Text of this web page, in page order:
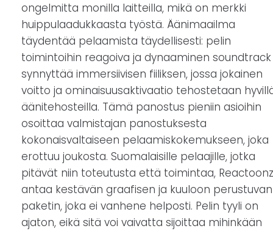
ongelmitta monilla laitteilla, mikä on merkki
huippulaadukkaasta työstä. Äänimaailma
täydentää pelaamista täydellisesti: pelin
toimintoihin reagoiva ja dynaaminen soundtrack
synnyttää immersiivisen fiiliksen, jossa jokainen
voitto ja ominaisuusaktivaatio tehostetaan
äänitehosteilla. Tämä panostus pieniin asioihin
osoittaa valmistajan panostuksesta
kokonaisvaltaiseen pelaamiskokemukseen, joka
erottuu joukosta. Suomalaisille pelaajille, jotka
pitävät niin toteutusta että toimintaa, Reactoonz
antaa kestävän graafisen ja kuuloon perustuvan
paketin, joka ei vanhene helposti. Pelin tyyli on
ajaton, eikä sitä voi vaivatta sijoittaa mihinkään